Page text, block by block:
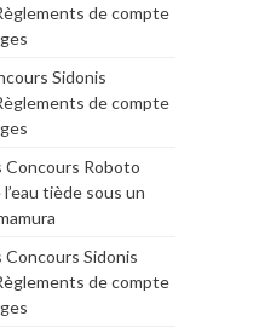
de compte
Sidonis
de compte
Concours Roboto
tiède sous un
Concours Sidonis
de compte